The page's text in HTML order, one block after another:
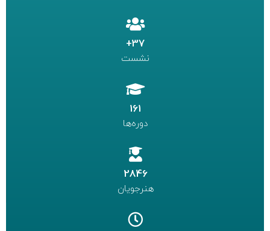
37+
نشست
161
دوره‌ها
2846
هنرجویان